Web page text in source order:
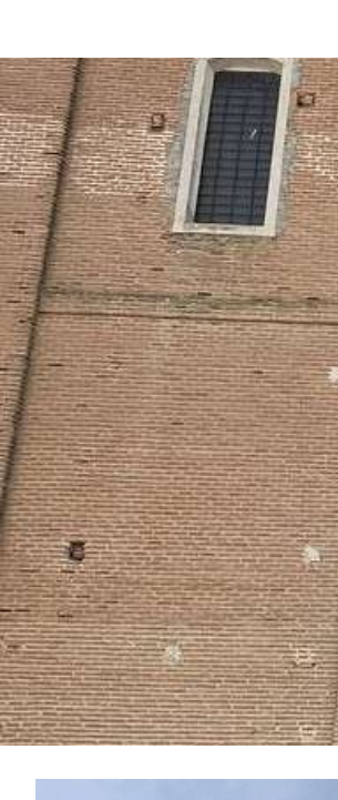
图
片
库
幻
灯
片
数
量:
3